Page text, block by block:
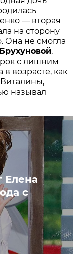
— вторая
на сторону
Она не смогла
,
с лишним
в возрасте, как
называл
Елена
с